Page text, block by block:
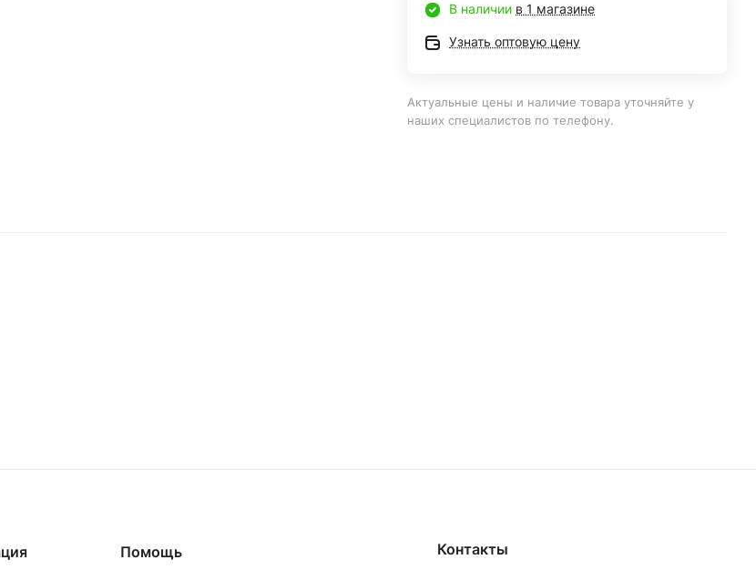
В наличии в 1 магазине
Узнать оптовую цену
Актуальные цены и наличие товара уточняйте у
наших специалистов по телефону.
Помощь Контакты